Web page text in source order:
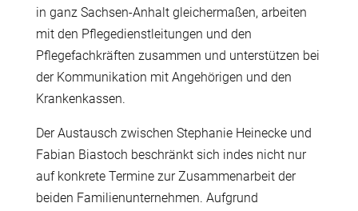
in ganz Sachsen-Anhalt gleichermaßen, arbeiten
mit den Pflegedienstleitungen und den
Pflegefachkräften zusammen und unterstützen bei
der Kommunikation mit Angehörigen und den
Krankenkassen.
Der Austausch zwischen Stephanie Heinecke und
Fabian Biastoch beschränkt sich indes nicht nur
auf konkrete Termine zur Zusammenarbeit der
beiden Familienunternehmen. Aufgrund